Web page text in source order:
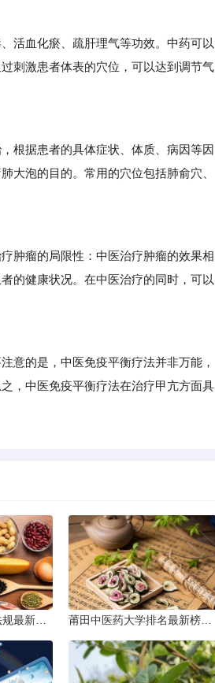
血化瘀、疏肝理气等功效。中药可以
刺激患者体表的穴位，可以达到调节气
根据患者的具体症状、体质、病因等因
大泡的目的。常用的穴位包括肺俞穴、
肿瘤的局限性：中医治疗肿瘤的效果相
的健康状况。在中医治疗的同时，可以
的是，中医免疫平衡疗法并非万能，
，中医免疫平衡疗法在治疗甲亢方面具